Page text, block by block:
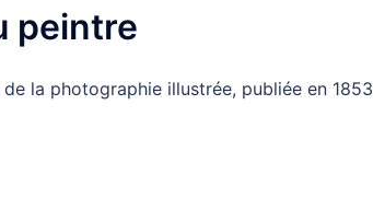
peintre
la photographie illustrée, publiée en 1853